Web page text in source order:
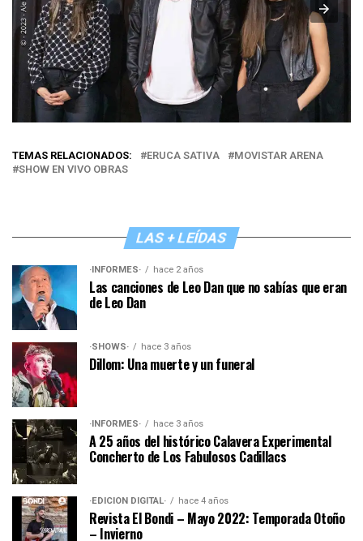
TEMAS RELACIONADOS: ERUCA SATIVA
MOVISTAR ARENA
SHOW EN VIVO OBRAS
LAS + LEÍDAS
·INFORMES· hace 2 años
Las canciones de Leo Dan que no sabías que eran
de Leo Dan
·SHOWS· hace 3 años
Dillom: Una muerte y un funeral
·INFORMES· hace 3 años
A 25 años del histórico Calavera Experimental
Concherto de Los Fabulosos Cadillacs
·EDICIÓN DIGITAL· hace 4 años
Revista El Bondi – Mayo 2022: Temporada Otoño
– Invierno